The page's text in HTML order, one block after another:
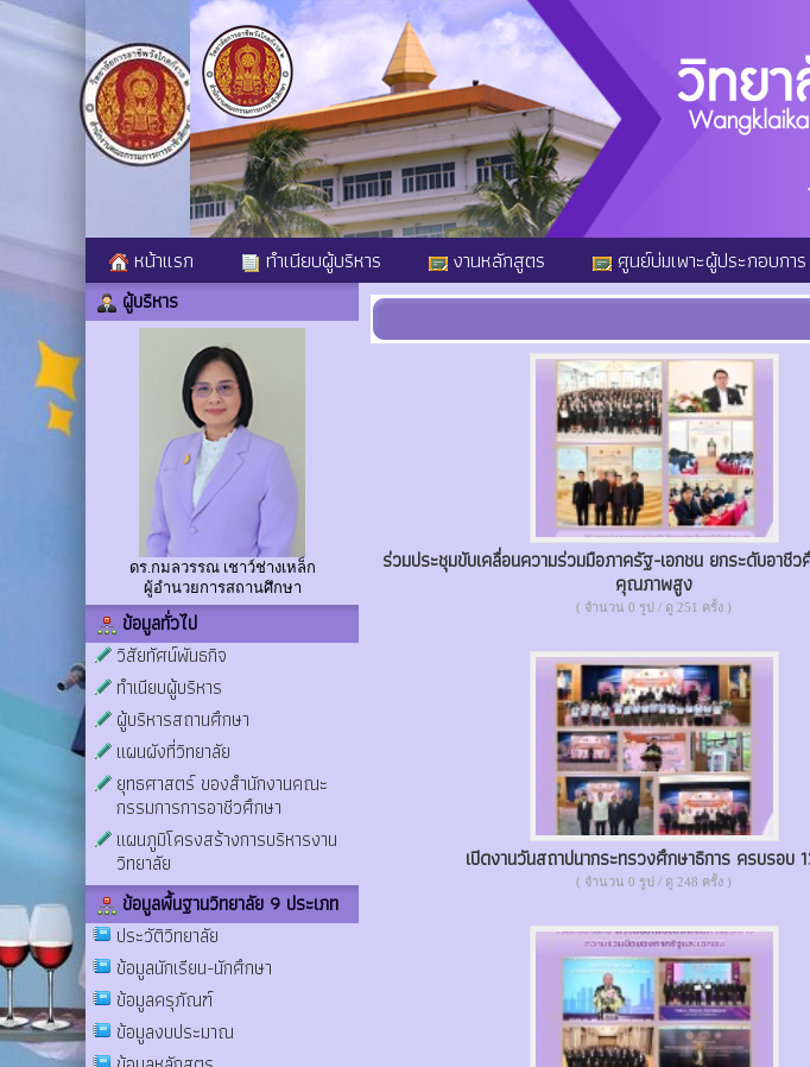
หน้าแรก ทำเนียบผู้บริหาร งานหลักสูตร ศูนย์บ่มเพาะผู้ประกอบการ
ผู้บริหาร
ดร.กมลวรรณ เชาว์ช่างเหล็ก
ผู้อำนวยการสถานศึกษา
ข้อมูลทั่วไป
วิสัยทัศน์พันธกิจ
ทำเนียบผู้บริหาร
ผู้บริหารสถานศึกษา
แผนผังที่วิทยาลัย
ยุทธศาสตร์ ของสำนักงานคณะ
กรรมการการอาชีวศึกษา
แผนภูมิโครงสร้างการบริหารงาน
วิทยาลัย
ข้อมูลพื้นฐานวิทยาลัย 9 ประเภท
ประวัติวิทยาลัย
ข้อมูลนักเรียน-นักศึกษา
ข้อมูลครุภัณฑ์
ข้อมูลงบประมาณ
ร่วมประชุมขับเคลื่อนความร่วมมือภาครัฐ-เอกชน ยกระดับอาชี
คุณภาพสูง
( จำนวน 0 รูป / ดู 251 ครั้ง )
เปิดงานวันสถาปนากระทรวงศึกษาธิการ ครบรอบ
( จำนวน 0 รูป / ดู 248 ครั้ง )